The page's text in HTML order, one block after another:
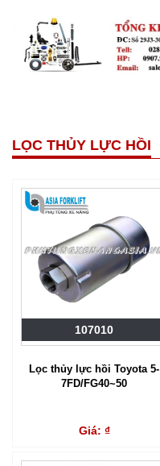
LỌC THỦY LỰC HỒI
107010
Lọc thủy lực hồi Toyota 5-
7FD/FG40~50
Giá: ₫